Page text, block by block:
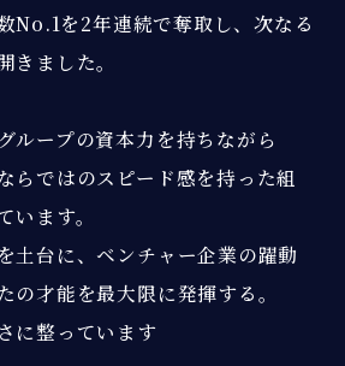
No.1を2年連続で奪取し、次なる
きました。
ループの資本力を持ちながら
らではのスピード感を持った組
います。
土台に、ベンチャー企業の躍動
の才能を最大限に発揮する。
に整っています